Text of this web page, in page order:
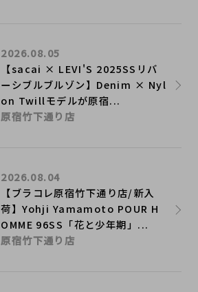
【sacai × LEVI'S 2025SSリバ
ーシブルブルゾン】Denim × Nyl
on Twillモデルが原宿...
2026.08.05
原宿竹下通り店
【ブラコレ原宿竹下通り店/新入
荷】Yohji Yamamoto POUR H
OMME 96SS「花と少年期」...
2026.08.04
原宿竹下通り店